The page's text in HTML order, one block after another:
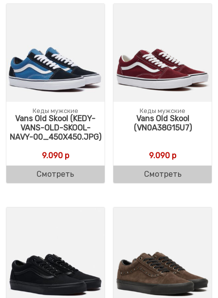
Кеды мужские
Vans Old Skool (KEDY-
VANS-OLD-SKOOL-
NAVY-00_450X450.JPG)
9.090р
Смотреть
Кеды мужские
Vans Old Skool
(VN0A38G15U7)
9.090 р
Смотреть